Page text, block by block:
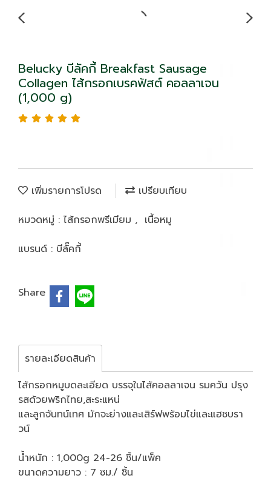
Belucky บีลัคกี้ Breakfast Sausage
Collagen ไส้กรอกเบรคฟัสต์ คอลลาเจน
(1,000 g)
เพิ่มรายการโปรด
เปรียบเทียบ
หมวดหมู่ : ไส้กรอกพรีเมียม , เนื้อหมู
แบรนด์ : บีลั๊คกี้
Share
รายละเอียดสินค้า
ไส้กรอกหมูบดละเอียด บรรจุในไส้คอลลาเจน รมควัน ปรุง
รสด้วยพริกไทย,สะระแหน่
และลูกจันทน์เทศ มักจะย่างและเสิร์ฟพร้อมไข่และแฮชบรา
วน์
น้ำหนัก : 1,000g 24-26 ชิ้น/แพ็ค
ขนาดความยาว : 7 ซม./ ชิ้น